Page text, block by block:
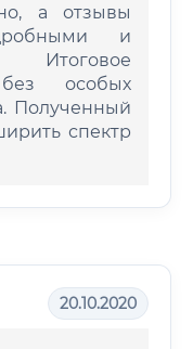
а отзывы
и
Итоговое
особых
Полученный
спектр
20.10.2020